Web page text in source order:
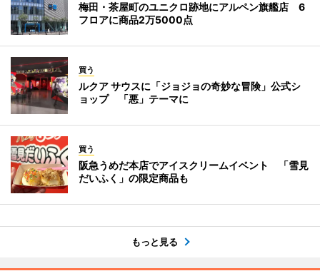
梅田・茶屋町のユニクロ跡地にアルペン旗艦店 6
フロアに商品2万5000点
買う
ルクア サウスに「ジョジョの奇妙な冒険」公式シ
ョップ 「悪」テーマに
買う
阪急うめだ本店でアイスクリームイベント 「雪見
だいふく」の限定商品も
もっと見る